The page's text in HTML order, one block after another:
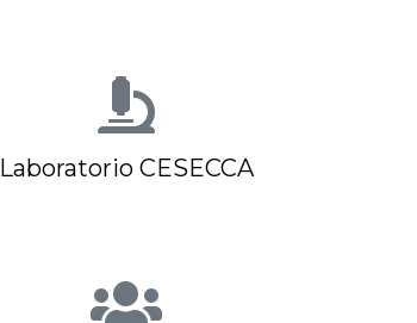
Laboratorio CESECCA